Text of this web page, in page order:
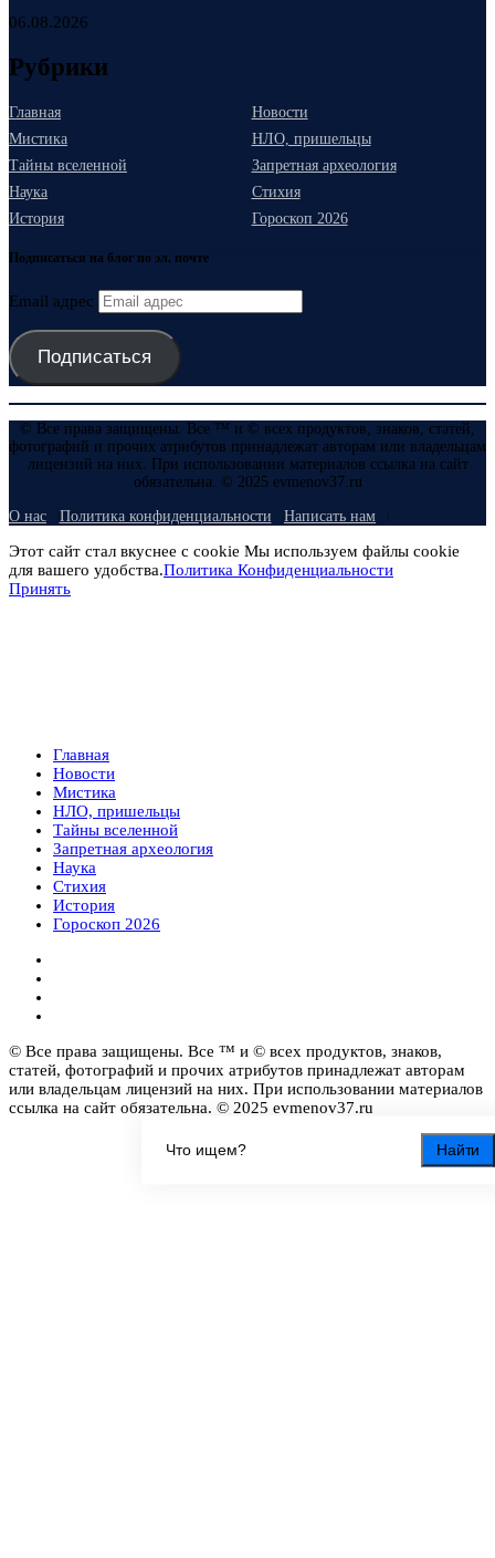
Найти
06.08.2026
Рубрики
Главная
Новости
Мистика
НЛО, пришельцы
Тайны вселенной
Запретная археология
Наука
Стихия
История
Гороскоп 2026
Подписаться на блог по эл. почте
Email адрес
Подписаться
© Все права защищены. Все ™ и © всех продуктов, знаков, статей,
фотографий и прочих атрибутов принадлежат авторам или владельцам
лицензий на них. При использовании материалов ссылка на сайт
обязательна. © 2025 evmenov37.ru
О нас Политика конфиденциальности Написать нам
Этот сайт стал вкуснее с cookie Мы используем файлы cookie
для вашего удобства.Политика Конфиденциальности
Принять
Главная
Новости
Мистика
НЛО, пришельцы
Тайны вселенной
Запретная археология
Наука
Стихия
История
Гороскоп 2026
© Все права защищены. Все ™ и © всех продуктов, знаков,
статей, фотографий и прочих атрибутов принадлежат авторам
или владельцам лицензий на них. При использовании материалов
ссылка на сайт обязательна. © 2025 evmenov37.ru